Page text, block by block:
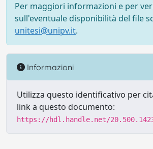
Per maggiori informazioni e per
sull'eventuale disponibilità del file
unitesi@unipv.it.
Informazioni
Utilizza questo identificativo per
link a questo documento:
https://hdl.handle.net/